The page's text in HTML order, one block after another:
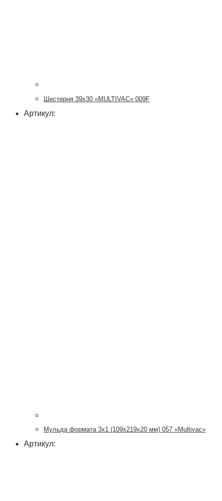
Шестерня 39х30 «MULTIVAC» 009F
Артикул:
Мульда формата 3х1 (109x219x20 мм) 057 «Multivac»
Артикул: